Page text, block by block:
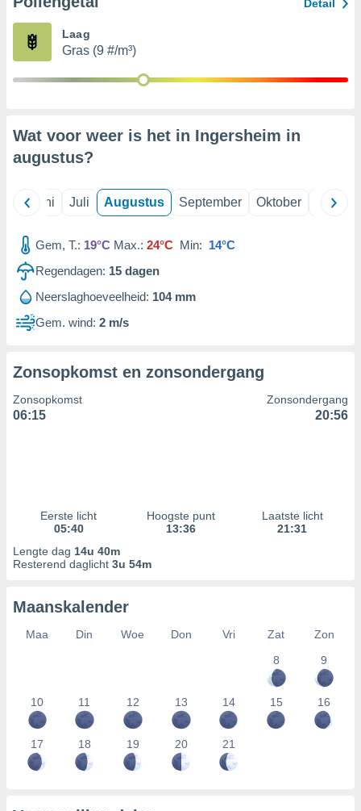
partners
Detail
Laag
Gras (9 #/m³)
Wat voor weer is het in Ingersheim in
augustus?
Juni Juli Augustus September Oktober
Gem, T.: 19°C Max.: 24°C Min: 14°C
Regendagen: 15 dagen
Neerslaghoeveelheid: 104 mm
Gem. wind: 2 m/s
Zonsopkomst en zonsondergang
Zonsopkomst
06:15
Zonsondergang
20:56
Eerste licht
05:40
Hoogste punt
13:36
Laatste licht
21:31
Lengte dag 14u 40m
Resterend daglicht 3u 54m
Maanskalender
Maa Din Woe Don Vri Zat
Zon
8
9
10 11 12 13 14 15 16
17 18 19 20 21